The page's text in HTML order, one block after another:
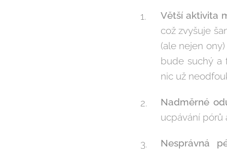
Větší aktivita
což zvyšuje
(ale nejen
bude suchý a
nic už
Nadměrné
ucpávání pórů
Nesprávná